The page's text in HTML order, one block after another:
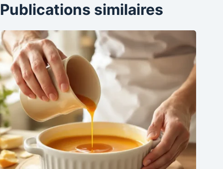
Publications similaires